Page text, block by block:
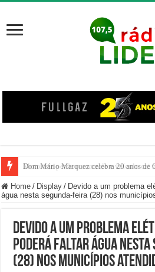
Dom Mário Marquez celebra 20 anos de
Home / Display / Devido a um problema
água nesta segunda-feira (28) nos
Devido a um problema
poderá faltar água nesta
(28) nos municípios